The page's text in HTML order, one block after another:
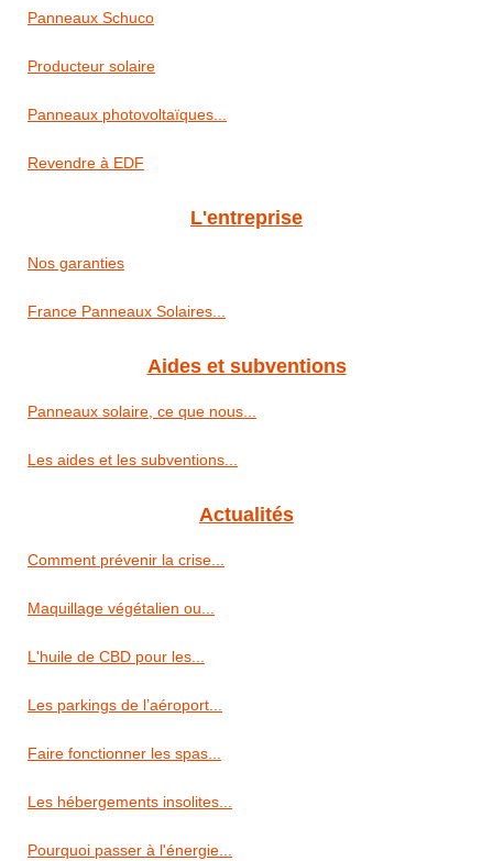
Panneaux Schuco
Producteur solaire
Panneaux photovoltaïques...
Revendre à EDF
L'entreprise
Nos garanties
France Panneaux Solaires...
Aides et subventions
Panneaux solaire, ce que nous...
Les aides et les subventions...
Actualités
Comment prévenir la crise...
Maquillage végétalien ou...
L'huile de CBD pour les...
Les parkings de l’aéroport...
Faire fonctionner les spas...
Les hébergements insolites...
Pourquoi passer à l'énergie...